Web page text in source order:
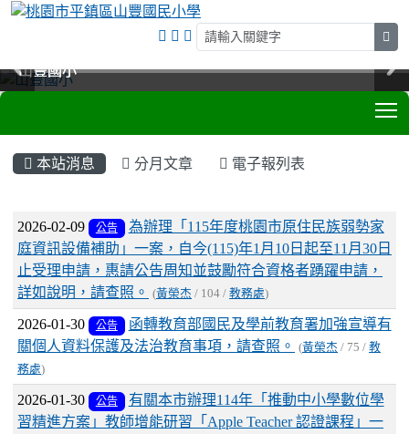
山豐國小
山豐國小
山豐國小
山豐國小
本站消息 分月文章 電子報列表
文章列表
2026-02-09 公告
為辦理「115年度桃園市原住民族弱勢家
庭資訊設備補助」一案，自今(115)年1月10日起至11月30日
止受理申請，惠請公告周知並鼓勵符合資格者踴躍申請，
詳如說明，請查照。
(黃榮杰 / 104 / 教務處)
2026-01-30 公告
函轉教育部國民及學前教育署加強宣導有
關個人資料保護及法治教育事項，請查照。
(黃榮杰 / 75 / 教
務處)
2026-01-30 公告
有關本市辦理114年「推動中小學數位學
習精進方案」教師增能研習「Apple Teacher 認證課程」一